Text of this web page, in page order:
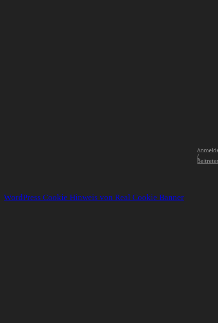
/
WordPress Cookie Hinweis von Real Cookie Banner